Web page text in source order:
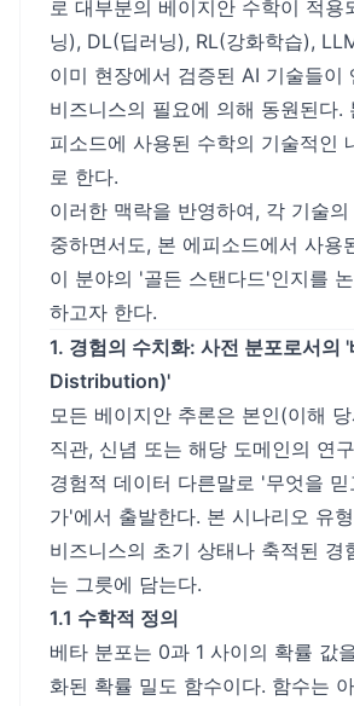
로 대부분의 베이지안 수학이 적용
닝), DL(딥러닝), RL(강화학습),
이미 현장에서 검증된 AI 기술들이
비즈니스의 필요에 의해 동원된다.
피소드에 사용된 수학의 기술적인
로 한다.
이러한 맥락을 반영하여, 각 기술
중하면서도, 본 에피소드에서 사용
이 분야의 '골든 스탠다드'인지를
하고자 한다.
1. 경험의 수치화: 사전 분포로서의
Distribution)'
모든 베이지안 추론은 본인(이해
직관, 신념 또는 해당 도메인의 연
경험적 데이터 다른말로 '무엇을
가'에서 출발한다. 본 시나리오 유
비즈니스의 초기 상태나 축적된 경
는 그릇에 담는다.
1.1 수학적 정의
베타 분포는 0과 1 사이의 확률 값
화된 확률 밀도 함수이다. 함수는